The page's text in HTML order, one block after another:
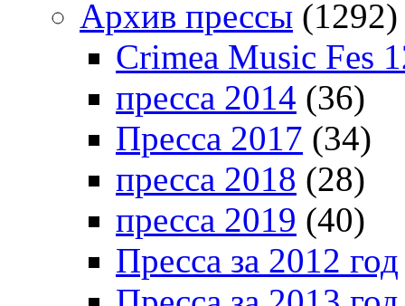
Архив прессы (1292)
Crimea Music Fes
пресса 2014 (36)
Пресса 2017 (34)
пресса 2018 (28)
пресса 2019 (40)
Пресса за 2012 год